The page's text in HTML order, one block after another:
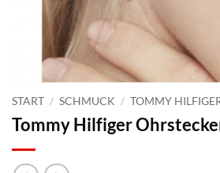
START / SCHMUCK / TOMMY
Tommy Hilfiger